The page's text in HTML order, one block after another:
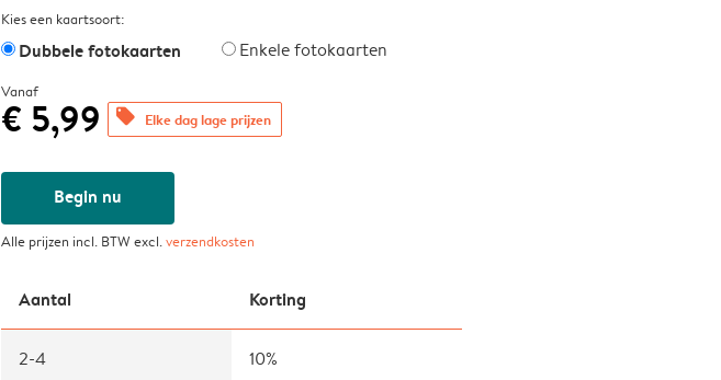
Kies een kaartsoort:
Dubbele fotokaarten Enkele fotokaarten
Vanaf
€ 5,99 offers Elke dag lage prijzen
Begin nu
Alle prijzen incl. BTW excl.verzendkosten
Aantal Korting
2-4 10%